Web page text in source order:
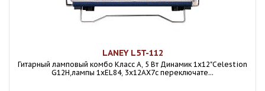
LANEY L5T-112
Гитарный ламповый комбо Класс А, 5 Вт Динамик 1х12"Celestion
G12H,лампы 1хEL84, 3х12AX7с переключате...